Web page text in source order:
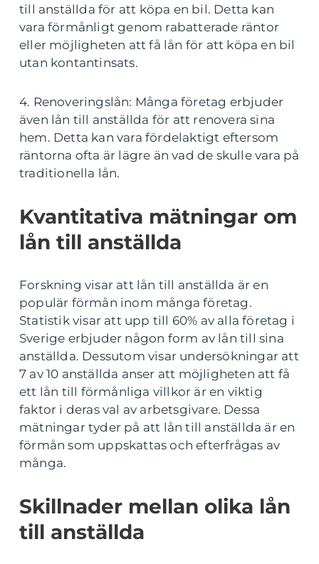
till anställda för att köpa en bil. Detta kan
vara förmånligt genom rabatterade räntor
eller möjligheten att få lån för att köpa en bil
utan kontantinsats.
4. Renoveringslån: Många företag erbjuder
även lån till anställda för att renovera sina
hem. Detta kan vara fördelaktigt eftersom
räntorna ofta är lägre än vad de skulle vara på
traditionella lån.
Kvantitativa mätningar om
lån till anställda
Forskning visar att lån till anställda är en
populär förmån inom många företag.
Statistik visar att upp till 60% av alla företag i
Sverige erbjuder någon form av lån till sina
anställda. Dessutom visar undersökningar att
7 av 10 anställda anser att möjligheten att få
ett lån till förmånliga villkor är en viktig
faktor i deras val av arbetsgivare. Dessa
mätningar tyder på att lån till anställda är en
förmån som uppskattas och efterfrågas av
många.
Skillnader mellan olika lån
till anställda